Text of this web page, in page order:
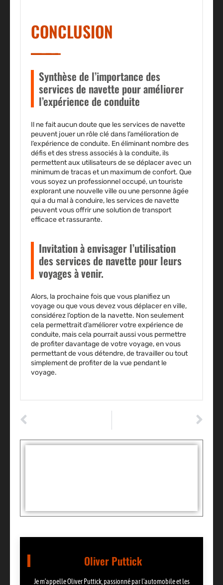
CONCLUSION
Synthèse de l’importance des
services de navette pour améliorer
l’expérience de conduite
Il ne fait aucun doute que les services de navette
peuvent jouer un rôle clé dans l’amélioration de
l’expérience de conduite. En éliminant nombre des
défis et des stress associés à la conduite, ils
permettent aux utilisateurs de se déplacer avec un
minimum de tracas et un maximum de confort. Que
vous soyez un professionnel occupé, un touriste
explorant une nouvelle ville ou une personne âgée
qui a du mal à conduire, les services de navette
peuvent vous offrir une solution de transport
efficace et rassurante.
Invitation à envisager l’utilisation
des services de navette pour leurs
voyages à venir.
Alors, la prochaine fois que vous planifiez un
voyage ou que vous devez vous déplacer en ville,
considérez l’option de la navette. Non seulement
cela permettrait d’améliorer votre expérience de
conduite, mais cela pourrait aussi vous permettre
de profiter davantage de votre voyage, en vous
permettant de vous détendre, de travailler ou tout
simplement de profiter de la vue pendant le
voyage.
Oliver Puttick
Je m’appelle Oliver Puttick, passionné par l’automobile et les